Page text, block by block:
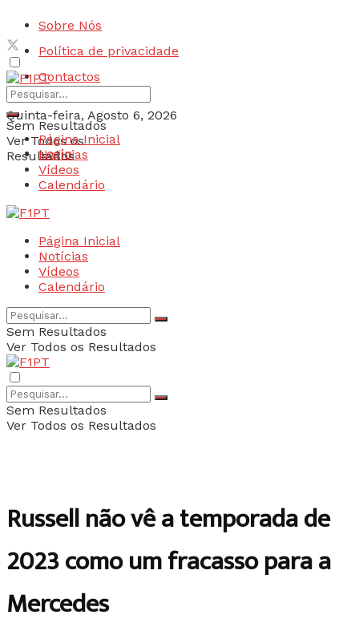
Sobre Nós
Política de privacidade
Contactos
Quinta-feira, Agosto 6, 2026
Login
Sem Resultados
Ver Todos os
Resultados
Página Inicial
Notícias
Vídeos
Calendário
Página Inicial
Notícias
Vídeos
Calendário
Sem Resultados
Ver Todos os Resultados
Sem Resultados
Ver Todos os Resultados
Russell não vê a temporada de
2023 como um fracasso para a
Mercedes